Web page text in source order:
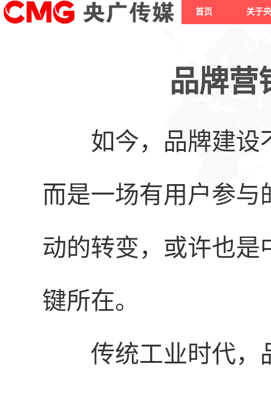
首页 关于
品牌营
如今，品牌建设
而是一场有用户参与
动的转变，或许也
键所在。
传统工业时代，